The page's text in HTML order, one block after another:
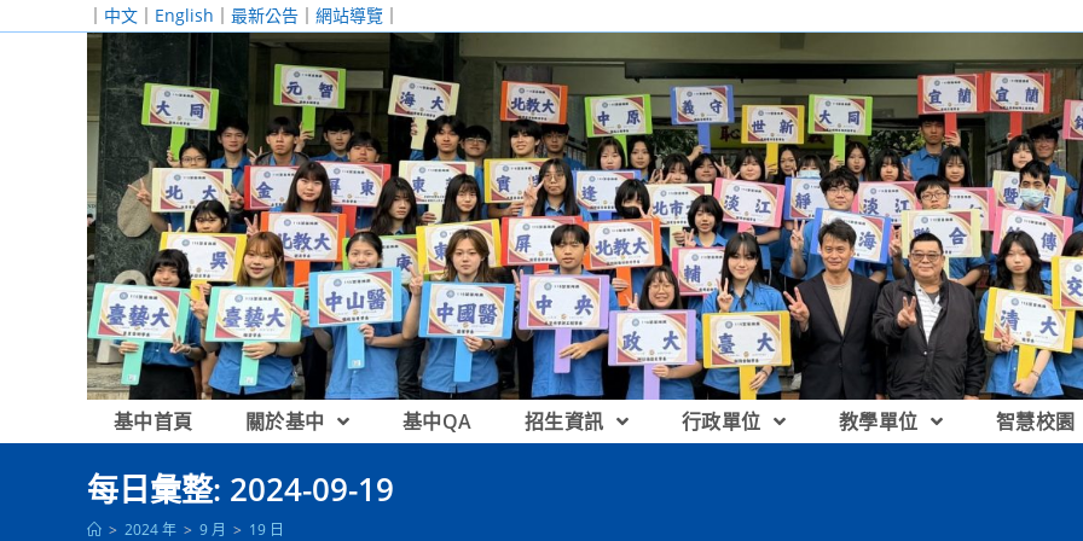
｜ 中文 ｜ English ｜ 最新公告 ｜ 網站導覽 ｜
基中首頁 關於基中 基中QA 招生資訊 行政單位 教學單位 智慧校園
每日彙整: 2024-09-19
> 2024 年 > 9 月 > 19 日